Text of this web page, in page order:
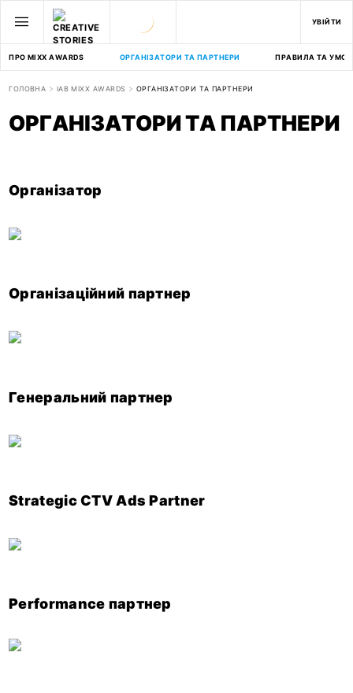
УВІЙТИ
ПРО MIXX AWARDS ОРГАНІЗАТОРИ ТА ПАРТНЕРИ ПРАВИЛА ТА
ГОЛОВНА IAB MIXX AWARDS ОРГАНІЗАТОРИ ТА ПАРТНЕРИ
ОРГАНІЗАТОРИ ТА ПАРТНЕРИ
Організатор
Організаційний партнер
Генеральний партнер
Strategic CTV Ads Partner
Performance партнер